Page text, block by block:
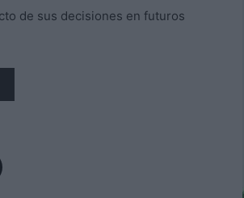
de sus decisiones en futuros